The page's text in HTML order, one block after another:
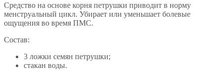
Средство на основе корня петрушки приводит в норму
менструальный цикл. Убирает или уменьшает болевые
ощущения во время ПМС.
Состав:
3 ложки семян петрушки;
стакан воды.